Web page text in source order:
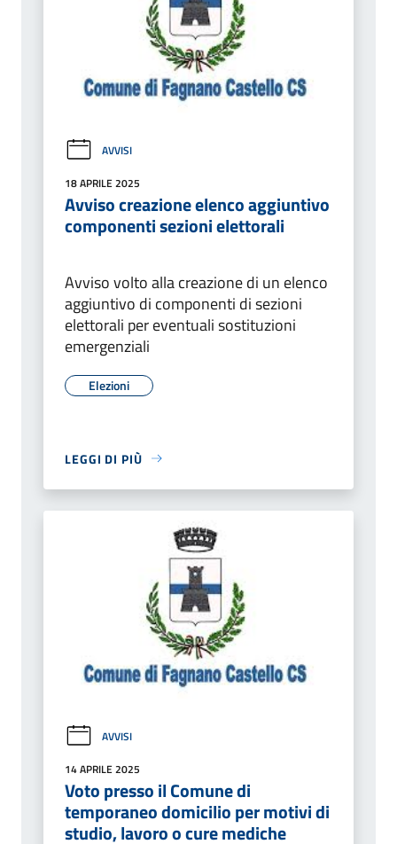
AVVISI
18 APRILE 2025
Avviso creazione elenco aggiuntivo
componenti sezioni elettorali
Avviso volto alla creazione di un elenco
aggiuntivo di componenti di sezioni
elettorali per eventuali sostituzioni
emergenziali
Elezioni
LEGGI DI PIÙ
AVVISI
14 APRILE 2025
Voto presso il Comune di
temporaneo domicilio per motivi di
studio, lavoro o cure mediche